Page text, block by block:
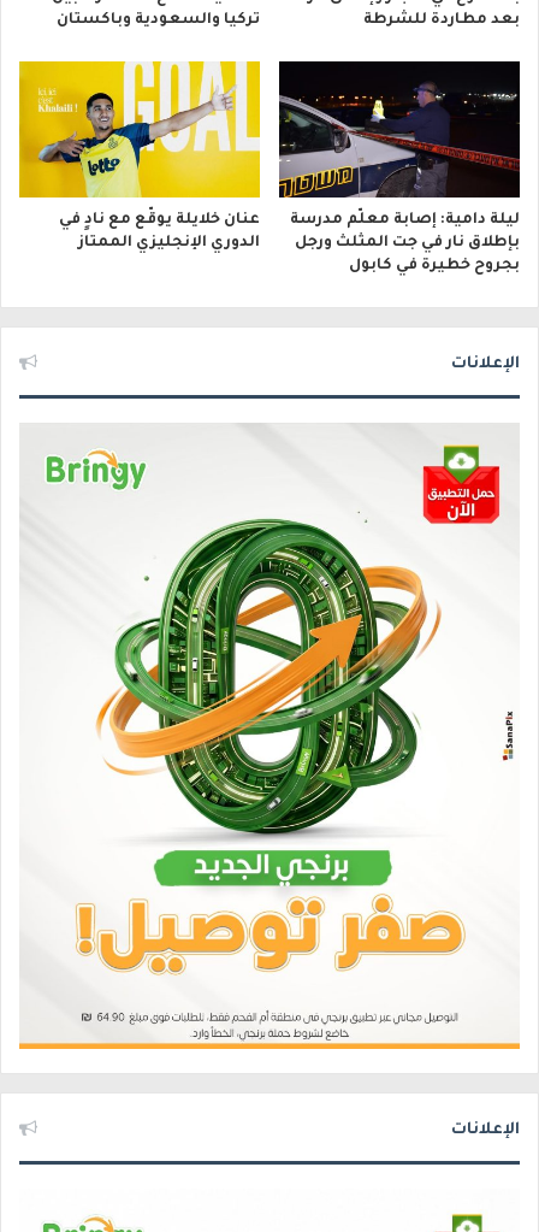
بعد مطاردة للشرطة
تركيا والسعودية وباكستان
ليلة دامية: إصابة معلّم مدرسة
بإطلاق نار في جت المثلث ورجل
بجروح خطيرة في كابول
عنان خلايلة يوقّع مع نادٍ في
الدوري الإنجليزي الممتاز
الإعلانات
الإعلانات